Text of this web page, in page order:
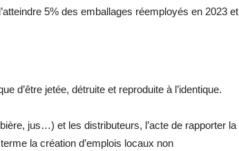
5% des emballages réemployés en 2023 et
d’être jetée, détruite et reproduite à l’identique.
jus…) et les distributeurs, l’acte de rapporter la
la création d’emplois locaux non